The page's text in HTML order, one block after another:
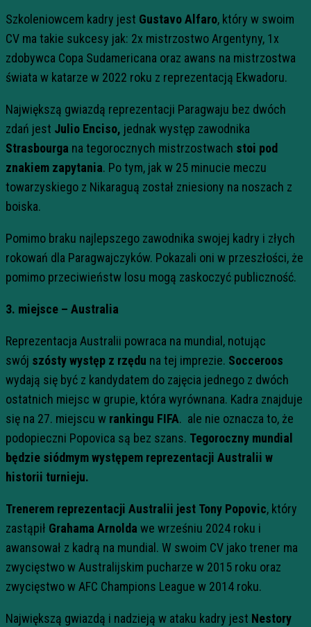
Szkoleniowcem kadry jest Gustavo Alfaro, który w swoim
CV ma takie sukcesy jak: 2x mistrzostwo Argentyny, 1x
zdobywca Copa Sudamericana oraz awans na mistrzostwa
świata w katarze w 2022 roku z reprezentacją Ekwadoru.
Największą gwiazdą reprezentacji Paragwaju bez dwóch
zdań jest Julio Enciso, jednak występ zawodnika
Strasbourga na tegorocznych mistrzostwach stoi pod
znakiem zapytania. Po tym, jak w 25 minucie meczu
towarzyskiego z Nikaraguą został zniesiony na noszach z
boiska.
Pomimo braku najlepszego zawodnika swojej kadry i złych
rokowań dla Paragwajczyków. Pokazali oni w przeszłości, że
pomimo przeciwieństw losu mogą zaskoczyć publiczność.
3. miejsce – Australia
Reprezentacja Australii powraca na mundial, notując
swój szósty występ z rzędu na tej imprezie. Socceroos
wydają się być z kandydatem do zajęcia jednego z dwóch
ostatnich miejsc w grupie, która wyrównana. Kadra znajduje
się na 27. miejscu w rankingu FIFA. ale nie oznacza to, że
podopieczni Popovica są bez szans. Tegoroczny mundial
będzie siódmym występem reprezentacji Australii w
historii turnieju.
Trenerem reprezentacji Australii jest Tony Popovic, który
zastąpił Grahama Arnolda we wrześniu 2024 roku i
awansował z kadrą na mundial. W swoim CV jako trener ma
zwycięstwo w Australijskim pucharze w 2015 roku oraz
zwycięstwo w AFC Champions League w 2014 roku.
Największą gwiazdą i nadzieją w ataku kadry jest Nestory